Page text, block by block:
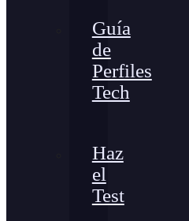
Guía
de
Perfiles
Tech
Haz
el
Test